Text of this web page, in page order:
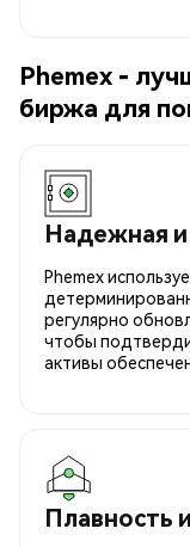
Phemex -
биржа для
Надежная и
Phemex
регулярно
чтобы
активы
Плавность